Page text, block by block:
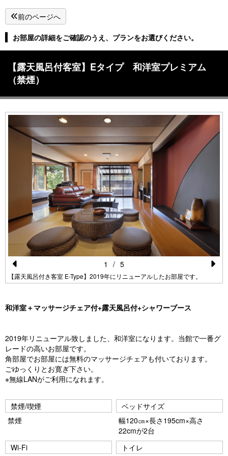
前のページへ
お部屋の詳細をご確認のうえ、プランをお選びください。
【露天風呂付客室】Eタイプ 和洋室プレミアム
（禁煙）
Pr
vi
u
s
【露天風呂付き客室 E-Type】2019年にリニューアルしたお部屋です。
1 / 5
和洋室＋マッサージチェア付+露天風呂付+シャワーブース
2019年リニューアル致しました、和洋室になります。当館で一番グ
レードの高いお部屋です。
角部屋でお部屋には無料のマッサージチェアも付いております。
ごゆっくりとお寛ぎ下さい。
※無線LANがご利用になれます。
禁煙/喫煙
禁煙
ベッドサイズ
幅120㎝×長さ195cm×高さ
22cmが2台
Wi-Fi
トイレ